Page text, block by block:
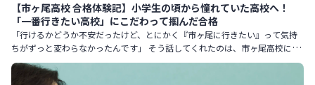
【市ヶ尾高校 合格体験記】小学生の頃から憧れていた高校へ！
「一番行きたい高校」にこだわって掴んだ合格
「行けるかどうか不安だったけど、とにかく『市ヶ尾に行きたい』って気持
ちがずっと変わらなかったんです」 そう話してくれたのは、市ヶ尾高校に合
格したUさん。 入塾時は継続が苦手で、集団塾では成績が伸び悩ん